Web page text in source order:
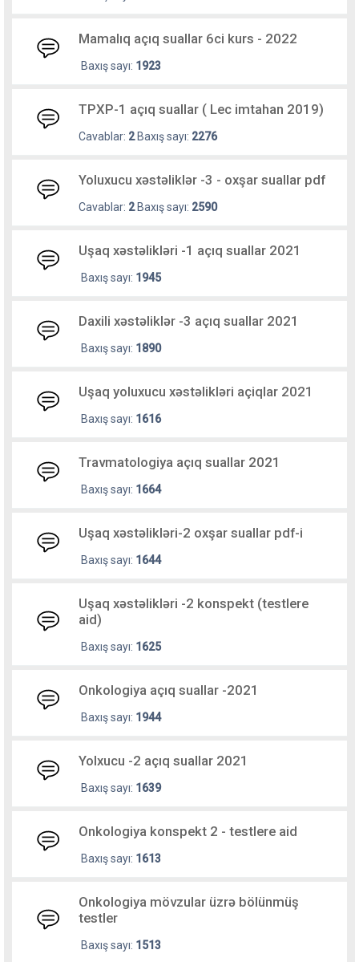
Mamalıq açıq suallar 6ci kurs - 2022
Baxış sayı: 1923
TPXP-1 açıq suallar ( Lec imtahan 2019)
Cavablar: 2Baxış sayı: 2276
Yoluxucu xəstəliklər -3 - oxşar suallar pdf
Cavablar: 2Baxış sayı: 2590
Uşaq xəstəlikləri -1 açıq suallar 2021
Baxış sayı: 1945
Daxili xəstəliklər -3 açıq suallar 2021
Baxış sayı: 1890
Uşaq yoluxucu xəstəlikləri açiqlar 2021
Baxış sayı: 1616
Travmatologiya açıq suallar 2021
Baxış sayı: 1664
Uşaq xəstəlikləri-2 oxşar suallar pdf-i
Baxış sayı: 1644
Uşaq xəstəlikləri -2 konspekt (testlere
aid)
Baxış sayı: 1625
Onkologiya açıq suallar -2021
Baxış sayı: 1944
Yolxucu -2 açıq suallar 2021
Baxış sayı: 1639
Onkologiya konspekt 2 - testlere aid
Baxış sayı: 1613
Onkologiya mövzular üzrə bölünmüş
testler
Baxış sayı: 1513